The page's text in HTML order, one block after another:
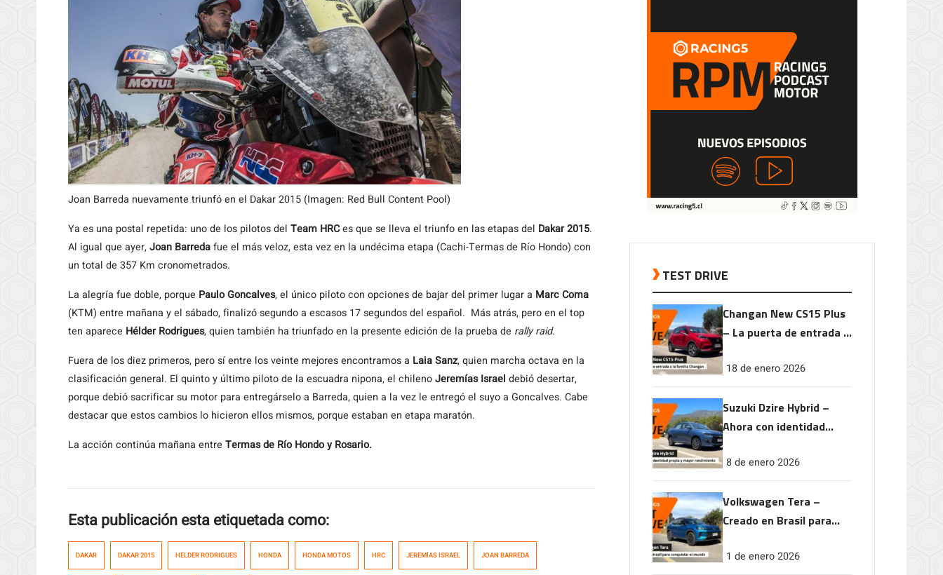
Joan Barreda nuevamente triunfó en el Dakar 2015 (Imagen: Red Bull Content Pool)
Ya es una postal repetida: uno de los pilotos del Team HRCes que se lleva el triunfo en las etapas del Dakar 2015.
Al igual que ayer,Joan Barredafue el más veloz, esta vez en la undécima etapa (Cachi-Termas de Río Hondo) con
un total de 357 Km cronometrados.
La alegría fue doble, porque Paulo Goncalves, el único piloto con opciones de bajar del primer lugar a Marc Coma
(KTM) entre mañana y el sábado, finalizó segundo a escasos 17 segundos del español. Más atrás, pero en el top
ten aparece Hélder Rodrigues, quien también ha triunfado en la presente edición de la prueba de rally raid.
Fuera de los diez primeros, pero sí entre los veinte mejores encontramos a Laia Sanz, quien marcha octava en la
clasificación general. El quinto y último piloto de la escuadra nipona, el chilenoJeremías Israel debió desertar,
porque debió sacrificar su motor para entregárselo a Barreda, quien a la vez le entregó el suyo a Goncalves. Cabe
destacar que estos cambios lo hicieron ellos mismos, porque estaban en etapa maratón.
La acción continúa mañana entre Termas de Río Hondo y Rosario.
Esta publicación esta etiquetada como:
DAKAR DAKAR 2015 HELDER RODRIGUES HONDA HONDA MOTOS HRC JEREMÍAS ISRAEL JOAN BARREDA
TEST DRIVE
Changan New CS15 Plus
– La puerta de entrada a
18 de enero 2026
Suzuki Dzire Hybrid –
Ahora con identidad
rendimiento
8 de enero 2026
Volkswagen Tera –
Creado en Brasil para
1 de enero 2026